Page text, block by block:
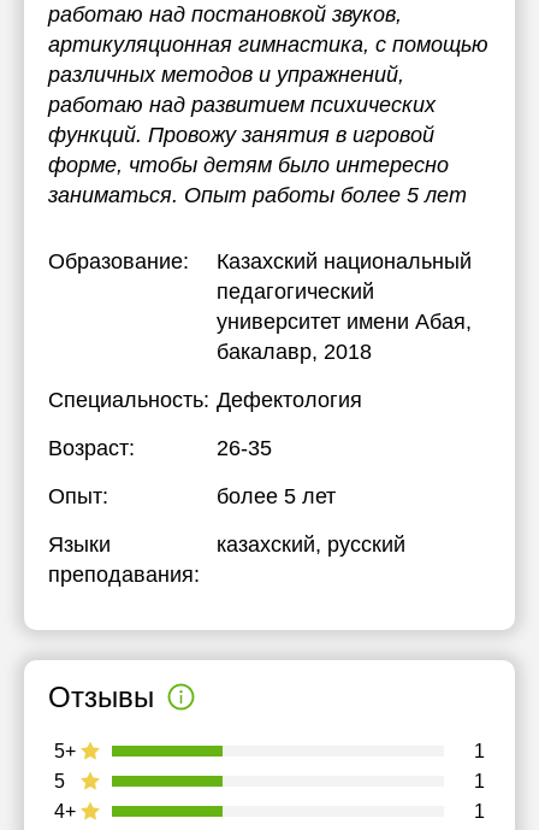
работаю над постановкой звуков,
артикуляционная гимнастика, с помощью
различных методов и упражнений,
работаю над развитием психических
функций. Провожу занятия в игровой
форме, чтобы детям было интересно
заниматься. Опыт работы более 5 лет
Образование:
Казахский национальный
педагогический
университет имени Абая,
бакалавр, 2018
Специальность: Дефектология
Возраст:
26-35
Опыт:
более 5 лет
Языки
преподавания:
казахский, русский
Отзывы
4+ 1
5 1
5+ 1